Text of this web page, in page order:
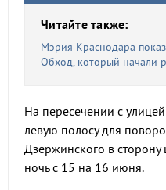
Читайте также:
Мэрия Краснодара
Обход, который начали
На пересечении с
левую полосу для
Дзержинского в сторону
ночь с 15 на 16 июня.